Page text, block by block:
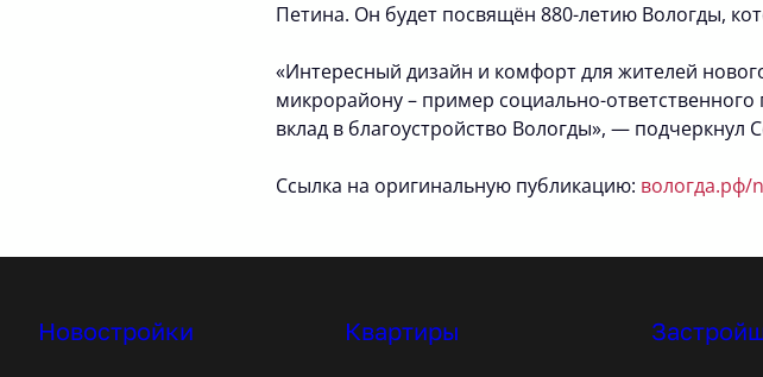
Петина. Он будет посвящён 880-летию Вологды,
«Интересный дизайн и комфорт для жителей
микрорайону – пример социально-
вклад в благоустройство Вологды», — подчеркнул
Ссылка на оригинальную публикацию: вологда.рф/
Новостройки Квартиры